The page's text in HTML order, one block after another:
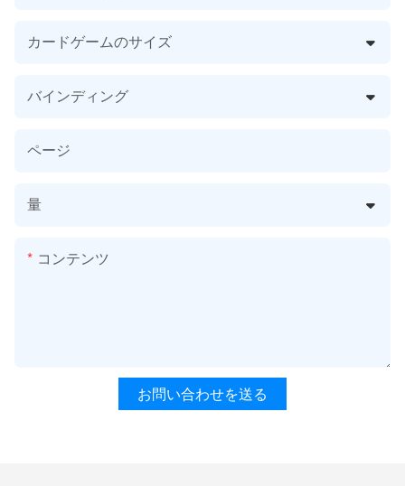
カードゲームのサイズ
バインディング
ページ
量
コンテンツ
お問い合わせを送る